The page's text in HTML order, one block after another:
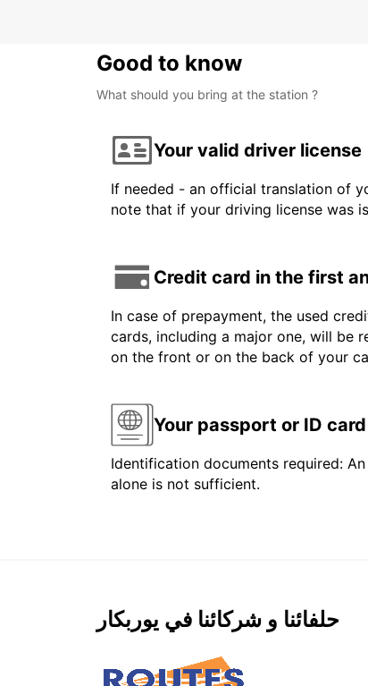
Good to know
What should you bring at the station ?
Your valid driver license
If needed - an official translation of
note that if your driving license was
Credit card in the first
In case of prepayment, the used
cards, including a major one, will be
on the front or on the back of your
Your passport or ID card
Identification documents required:
alone is not sufficient.
حلفائنا و شركائنا في يوربكار